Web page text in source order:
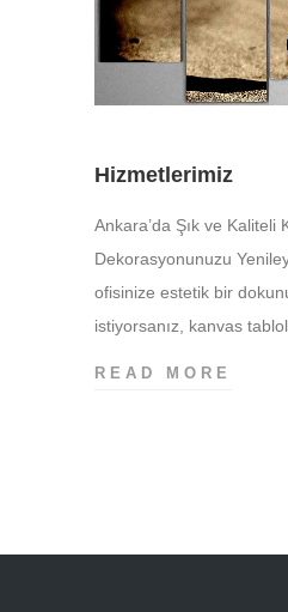
Hizmetlerimiz
Ankara’da Şık ve Kaliteli
Dekorasyonunuzu
ofisinize estetik bir
istiyorsanız, kanvas
READ MORE